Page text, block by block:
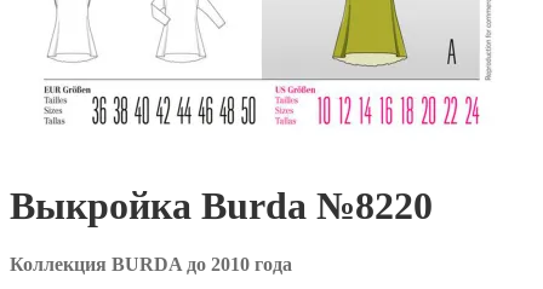
Выкройка Burda №8220
Коллекция BURDA до 2010 года